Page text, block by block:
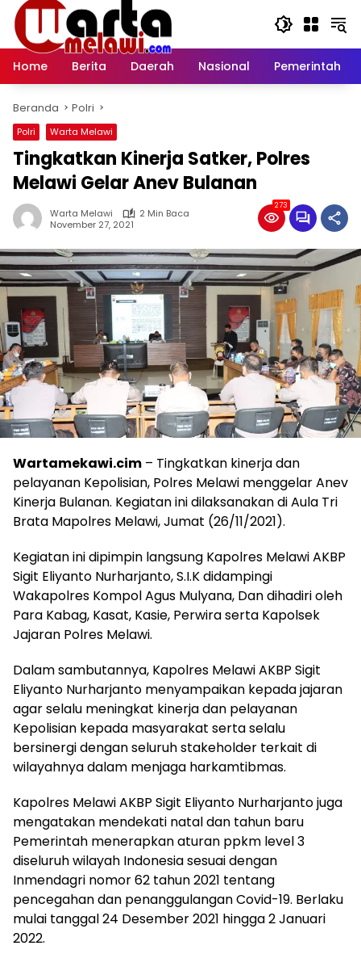
Langsung
konten
Home
Berita Daerah Nasional Pemerintah
Beranda Polri
Polri Warta Melawi
Tingkatkan Kinerja Satker, Polres
Melawi Gelar Anev Bulanan
Warta Melawi
2 Min Baca
November 27, 2021
273
Wartamekawi.cim – Tingkatkan kinerja dan
pelayanan Kepolisian, Polres Melawi menggelar Anev
Kinerja Bulanan. Kegiatan ini dilaksanakan di Aula Tri
Brata Mapolres Melawi, Jumat (26/11/2021).
Kegiatan ini dipimpin langsung Kapolres Melawi AKBP
Sigit Eliyanto Nurharjanto, S.I.K didampingi
Wakapolres Kompol Agus Mulyana, Dan dihadiri oleh
Para Kabag, Kasat, Kasie, Perwira serta Kapolsek
Jajaran Polres Melawi.
Dalam sambutannya, Kapolres Melawi AKBP Sigit
Eliyanto Nurharjanto menyampaikan kepada jajaran
agar selalu meningkat kinerja dan pelayanan
Kepolisian kepada masyarakat serta selalu
bersinergi dengan seluruh stakeholder terkait di
wilayahnya dalam menjaga harkamtibmas.
Kapolres Melawi AKBP Sigit Eliyanto Nurharjanto juga
mengatakan mendekati natal dan tahun baru
Pemerintah menerapkan aturan ppkm level 3
diseluruh wilayah Indonesia sesuai dengan
Inmendagri nomor 62 tahun 2021 tentang
pencegahan dan penanggulangan Covid-19. Berlaku
mulai tanggal 24 Desember 2021 hingga 2 Januari
2022.